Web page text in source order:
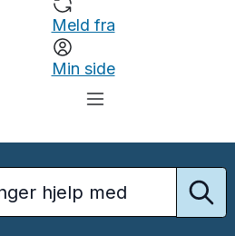
Meld fra
Min side